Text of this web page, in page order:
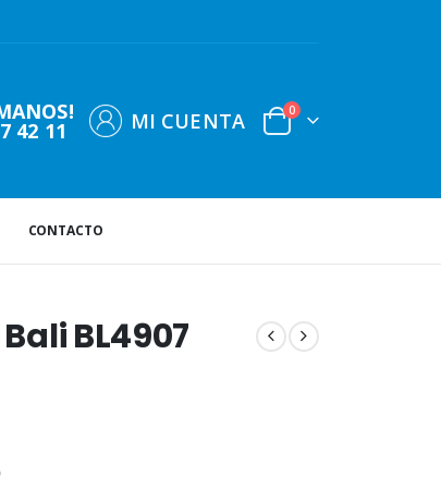
42 11 MI CUENTA 0
CONTACTO
BL4907